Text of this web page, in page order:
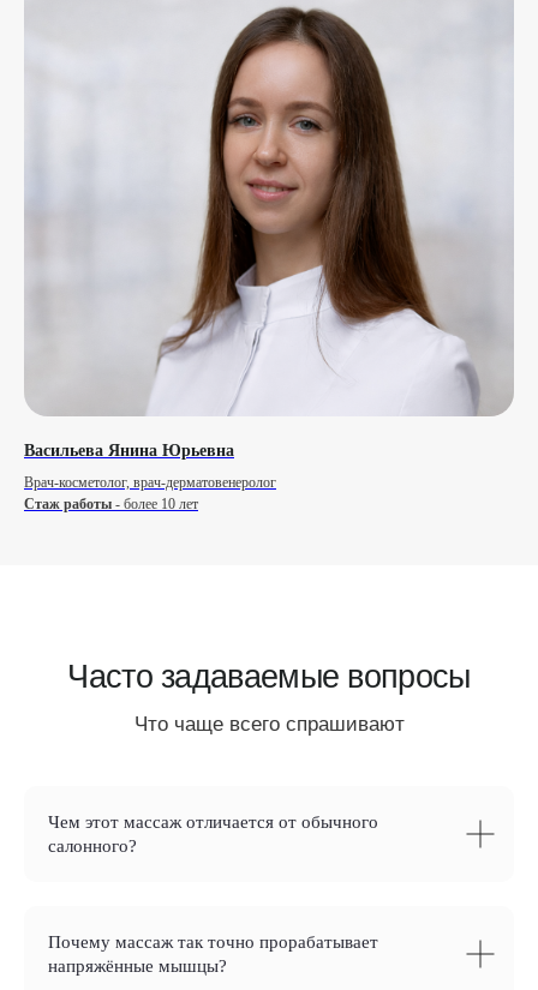
Васильева Янина Юрьевна
Врач-косметолог, врач-дерматовенеролог
Стаж работы - более 10 лет
Чем этот массаж отличается от обычного
салонного?
Почему массаж так точно прорабатывает
напряжённые мышцы?